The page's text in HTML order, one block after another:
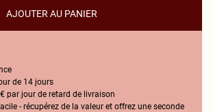
AJOUTER AU PANIER
de 14 jours
par jour de retard de livraison
- récupérez de la valeur et offrez une seconde